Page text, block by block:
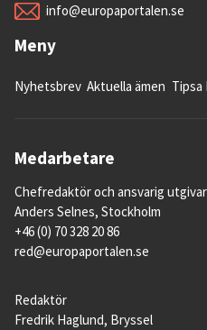
info@europaportalen.se
Meny
Nyhetsbrev Aktuella ämen Tipsa
Medarbetare
Chefredaktör och ansvarig
Anders Selnes, Stockholm
+46 (0) 70 328 20 86
red@europaportalen.se
Redaktör
Fredrik Haglund, Bryssel